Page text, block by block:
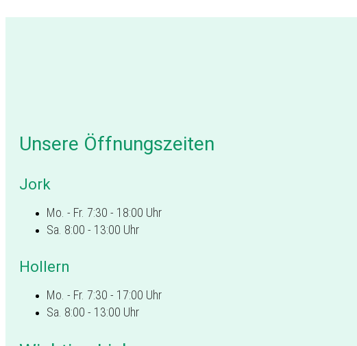
Unsere Öffnungszeiten
Jork
Mo. - Fr. 7:30 - 18:00 Uhr
Sa. 8:00 - 13:00 Uhr
Hollern
Mo. - Fr. 7:30 - 17:00 Uhr
Sa. 8:00 - 13:00 Uhr